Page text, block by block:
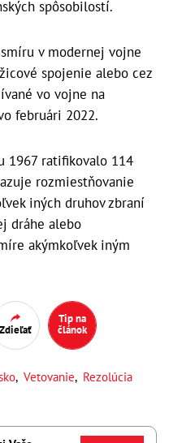
spôsobilostí.
v modernej vojne
spojenie alebo cez
vo vojne na
februári 2022.
1967 ratifikovalo 114
rozmiestňovanie
iných druhov zbraní
dráhe alebo
akýmkoľvek iným
Zdieľať
Tip na
článok
, Vetovanie, Rezolúcia